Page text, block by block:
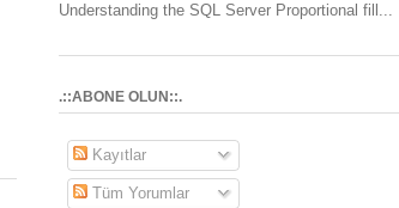
Understanding the SQL Server Proportional fill...
.::ABONE OLUN::.
Kayıtlar
Tüm Yorumlar